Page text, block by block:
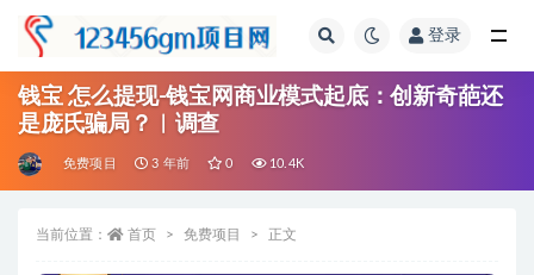
登录
钱宝 怎么提现-钱宝网商业模式起底：创新奇葩还
是庞氏骗局？︱调查
免费项目 3 年前 0 10.4K
当前位置： 首页 免费项目 正文